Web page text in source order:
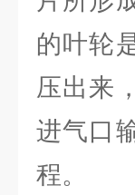
的叶轮
压出来
进气口
程。